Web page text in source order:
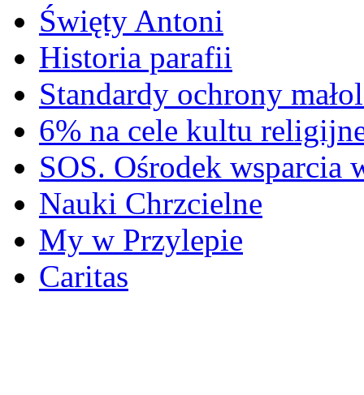
Święty Antoni
Historia parafii
Standardy ochrony
6% na cele kultu
SOS. Ośrodek wsparcia
Nauki Chrzcielne
My w Przylepie
Caritas